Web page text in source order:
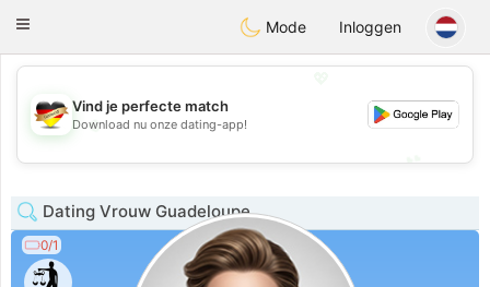
Deutsch Dating
Toggle
Mode Inloggen
💖
Vind je perfecte match
Download nu onze dating-app!
Dating Vrouw Guadeloupe
0/1